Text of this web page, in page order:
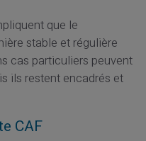
que le
stable et régulière
cas particuliers peuvent
ils restent encadrés et
CAF